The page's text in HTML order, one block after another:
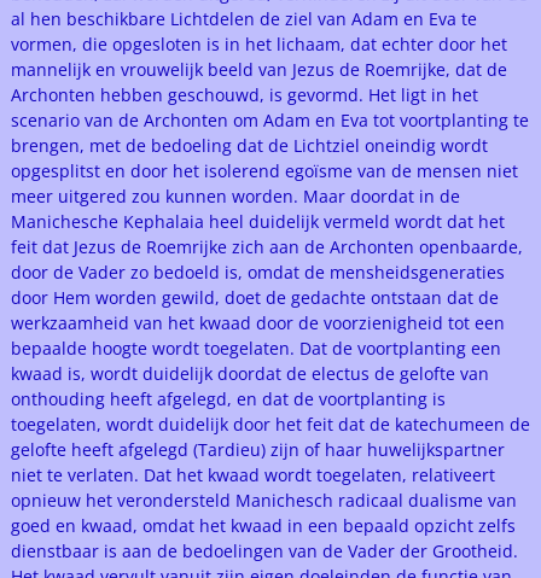
al hen beschikbare Lichtdelen de ziel van Adam en Eva te
vormen, die opgesloten is in het lichaam, dat echter door het
mannelijk en vrouwelijk beeld van Jezus de Roemrijke, dat de
Archonten hebben geschouwd, is gevormd. Het ligt in het
scenario van de Archonten om Adam en Eva tot voortplanting te
brengen, met de bedoeling dat de Lichtziel oneindig wordt
opgesplitst en door het isolerend egoïsme van de mensen niet
meer uitgered zou kunnen worden. Maar doordat in de
Manichesche Kephalaia heel duidelijk vermeld wordt dat het
feit dat Jezus de Roemrijke zich aan de Archonten openbaarde,
door de Vader zo bedoeld is, omdat de mensheidsgeneraties
door Hem worden gewild, doet de gedachte ontstaan dat de
werkzaamheid van het kwaad door de voorzienigheid tot een
bepaalde hoogte wordt toegelaten. Dat de voortplanting een
kwaad is, wordt duidelijk doordat de electus de gelofte van
onthouding heeft afgelegd, en dat de voortplanting is
toegelaten, wordt duidelijk door het feit dat de katechumeen de
gelofte heeft afgelegd (Tardieu) zijn of haar huwelijkspartner
niet te verlaten. Dat het kwaad wordt toegelaten, relativeert
opnieuw het verondersteld Manichesch radicaal dualisme van
goed en kwaad, omdat het kwaad in een bepaald opzicht zelfs
dienstbaar is aan de bedoelingen van de Vader der Grootheid.